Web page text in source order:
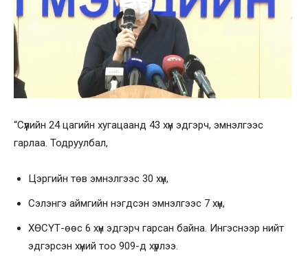
“Сүүлийн 24 цагийн хугацаанд 43 хүн эдгэрч, эмнэлгээс
гарлаа. Тодруулбал,
Цэргийн төв эмнэлгээс 30 хүн,
Сэлэнгэ аймгийн нэгдсэн эмнэлгээс 7 хүн,
ХӨСҮТ-өөс 6 хүн эдгэрч гарсан байна. Ингэснээр нийт
эдгэрсэн хүний тоо 909-д хүрлээ.